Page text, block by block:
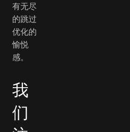
有无尽
的跳过
优化的
愉悦
感。
我
们